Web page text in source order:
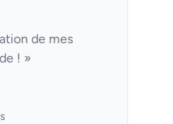
de mes
! »